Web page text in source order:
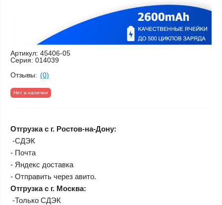
Артикул: 45406-05
Серия: 014039
Отзывы: (0)
Нет в наличии
Отгрузка с г. Ростов-на-Дону:
-СДЭК
- Почта
- Яндекс доставка
- Отправить через авито.
Отгрузка с г. Москва:
-Только СДЭК